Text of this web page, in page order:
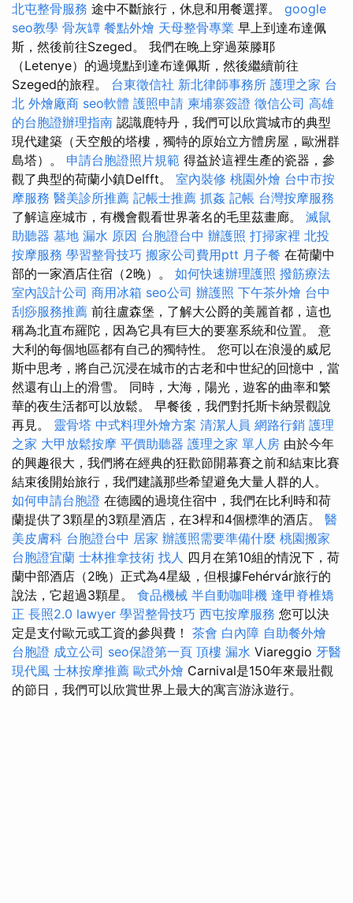
北屯整骨服務 途中不斷旅行，休息和用餐選擇。 google
seo教學 骨灰罈 餐點外燴 天母整骨專業 早上到達布達佩
斯，然後前往Szeged。 我們在晚上穿過萊滕耶
（Letenye）的過境點到達布達佩斯，然後繼續前往
Szeged的旅程。 台東徵信社 新北律師事務所 護理之家 台
北 外燴廠商 seo軟體 護照申請 柬埔寨簽證 徵信公司 高雄
的台胞證辦理指南 認識鹿特丹，我們可以欣賞城市的典型
現代建築（天空般的塔樓，獨特的原始立方體房屋，歐洲群
島塔）。 申請台胞證照片規範 得益於這裡生產的瓷器，參
觀了典型的荷蘭小鎮Delfft。 室內裝修 桃園外燴 台中市按
摩服務 醫美診所推薦 記帳士推薦 抓姦 記帳 台灣按摩服務
了解這座城市，有機會觀看世界著名的毛里茲畫廊。 滅鼠
助聽器 墓地 漏水 原因 台胞證台中 辦護照 打掃家裡 北投
按摩服務 學習整骨技巧 搬家公司費用ptt 月子餐 在荷蘭中
部的一家酒店住宿（2晚）。 如何快速辦理護照 撥筋療法
室內設計公司 商用冰箱 seo公司 辦護照 下午茶外燴 台中
刮痧服務推薦 前往盧森堡，了解大公爵的美麗首都，這也
稱為北直布羅陀，因為它具有巨大的要塞系統和位置。 意
大利的每個地區都有自己的獨特性。 您可以在浪漫的威尼
斯中思考，將自己沉浸在城市的古老和中世紀的回憶中，當
然還有山上的滑雪。 同時，大海，陽光，遊客的曲率和繁
華的夜生活都可以放鬆。 早餐後，我們對托斯卡納景觀說
再見。 靈骨塔 中式料理外燴方案 清潔人員 網路行銷 護理
之家 大甲放鬆按摩 平價助聽器 護理之家 單人房 由於今年
的興趣很大，我們將在經典的狂歡節開幕賽之前和結束比賽
結束後開始旅行，我們建議那些希望避免大量人群的人。
如何申請台胞證 在德國的過境住宿中，我們在比利時和荷
蘭提供了3顆星的3顆星酒店，在3桿和4個標準的酒店。 醫
美皮膚科 台胞證台中 居家 辦護照需要準備什麼 桃園搬家
台胞證宜蘭 士林推拿技術 找人 四月在第10組的情況下，荷
蘭中部酒店（2晚）正式為4星級，但根據Fehérvár旅行的
說法，它超過3顆星。 食品機械 半自動咖啡機 逢甲脊椎矯
正 長照2.0 lawyer 學習整骨技巧 西屯按摩服務 您可以決
定是支付歐元或工資的參與費！ 茶會 白內障 自助餐外燴
台胞證 成立公司 seo保證第一頁 頂樓 漏水 Viareggio 牙醫
現代風 士林按摩推薦 歐式外燴 Carnival是150年來最壯觀
的節日，我們可以欣賞世界上最大的寓言游泳遊行。